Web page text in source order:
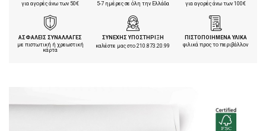
για αγορές άνω των 50€
5-7 ημέρες σε όλη την Ελλάδα
για αγορές άνω των 100€
ΑΣΦΑΛΕΙΣ ΣΥΝΑΛΛΑΓΕΣ
με πιστωτική ή χρεωστική
κάρτα
ΣΥΝΕΧΗΣ ΥΠΟΣΤΗΡΙΞΗ
καλέστε μας στο210.873.20.99
ΠΙΣΤΟΠΟΙΗΜΕΝΑ ΥΛΙΚΑ
φιλικά προς το περιβάλλον